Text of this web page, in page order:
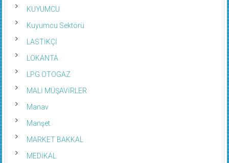
KUYUMCU
Kuyumcu Sektörü
LASTİKÇİ
LOKANTA
LPG OTOGAZ
MALİ MÜŞAVİRLER
Manav
Manşet
MARKET BAKKAL
MEDİKAL